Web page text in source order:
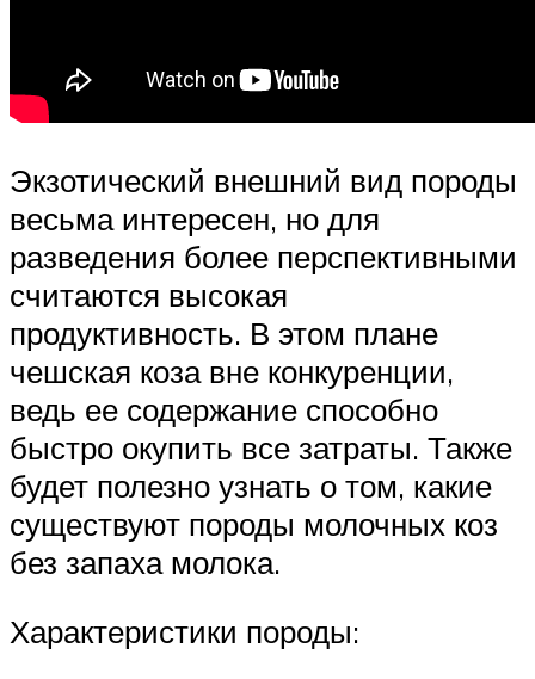
Экзотический внешний вид породы
весьма интересен, но для
разведения более перспективными
считаются высокая
продуктивность. В этом плане
чешская коза вне конкуренции,
ведь ее содержание способно
быстро окупить все затраты. Также
будет полезно узнать о том, какие
существуют породы молочных коз
без запаха молока.
Характеристики породы: